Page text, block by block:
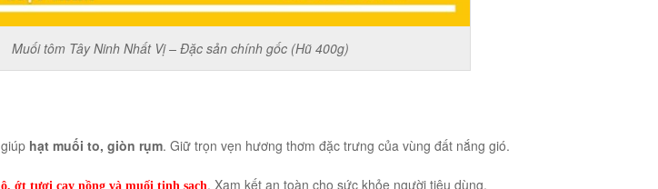
Muối tôm Tây Ninh Nhất Vị – Đặc sản chính gốc (Hũ 400g)
hạt muối to, giòn rụm. Giữ trọn vẹn hương thơm đặc trưng của vùng đất nắng gió.
ớt tươi cay nồng và muối tinh sạch. Xam kết an toàn cho sức khỏe người tiêu dùng.